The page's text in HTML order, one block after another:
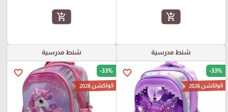
add_shopping_cart
add_shopping_cart
شنط مدرسية
favorite_border -33%
كولكشن 2026
شنط مدرسية
favorite_border -33%
كولكشن 2026